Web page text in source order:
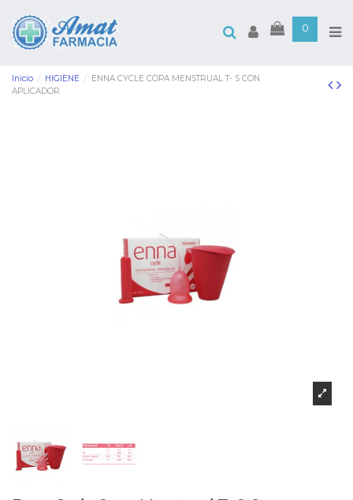
0
Inicio HIGIENE
ENNA CYCLE COPA MENSTRUAL T- S CON
APLICADOR